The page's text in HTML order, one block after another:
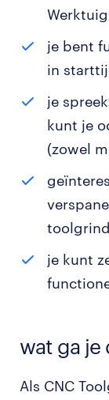
je bent
in
je
kunt je
(zowel
je kunt
wat ga je
Als CNC